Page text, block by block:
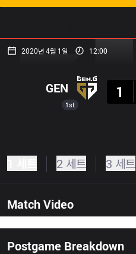
2020년 4월 1일 12:00
1st
GEN
1
2 세트 3 세트
Match Video
Postgame Breakdown